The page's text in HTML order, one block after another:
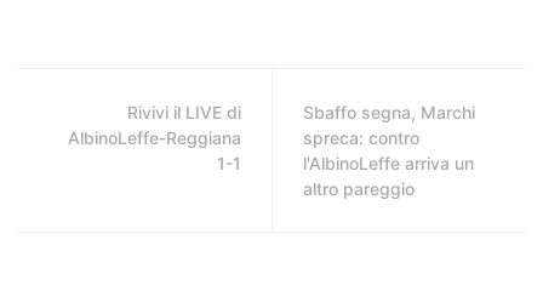
Rivivi il LIVE di
AlbinoLeffe-Reggiana
1-1
Sbaffo segna, Marchi
spreca: contro
l'AlbinoLeffe arriva un
altro pareggio